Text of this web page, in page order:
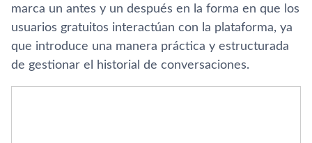
marca un antes y un después en la forma en que los
usuarios gratuitos interactúan con la plataforma, ya
que introduce una manera práctica y estructurada
de gestionar el historial de conversaciones.